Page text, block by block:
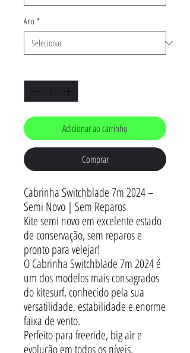
Ano *
Adicionar ao carrinho
Comprar
Cabrinha Switchblade 7m 2024 –
Semi Novo | Sem Reparos
Kite semi novo em excelente estado
de conservação, sem reparos e
pronto para velejar!
O Cabrinha Switchblade 7m 2024 é
um dos modelos mais consagrados
do kitesurf, conhecido pela sua
versatilidade, estabilidade e enorme
faixa de vento.
Perfeito para freeride, big air e
evolução em todos os níveis,